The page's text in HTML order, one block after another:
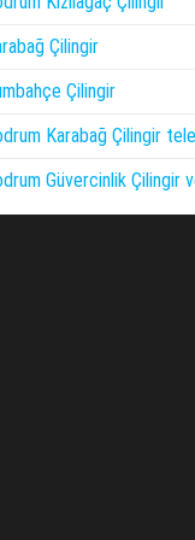
Çilingir
Çilingir
Karabağ Çilingir
Güvercinlik Çilingir